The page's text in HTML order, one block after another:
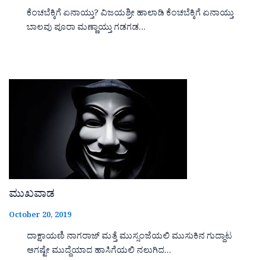
ಕೆಂಚಬೆಕ್ಕಿಗೆ ಏನಾಯ್ತು? ವಿಜಯಶ್ರೀ ಹಾಲಾಡಿ ಕೆಂಚಬೆಕ್ಕಿಗೆ ಏನಾಯ್ತು
ಬಾಲವು ಪೂರಾ ಮಣ್ಣಾಯ್ತು ಗಡಗಡ…
ಮುಖವಾಡ
October 20, 2019
ದಾಕ್ಷಾಯಣಿ ನಾಗರಾಜ್ ಮತ್ತೆ ಮುಸ್ಸಂಜೆಯಲಿ ಮುಸುಕಿನ ಗುದ್ದಾಟ
ಆಗಷ್ಟೇ ಮುದ್ದೆಯಾದ ಹಾಸಿಗೆಯಲಿ ನಲುಗಿದ…